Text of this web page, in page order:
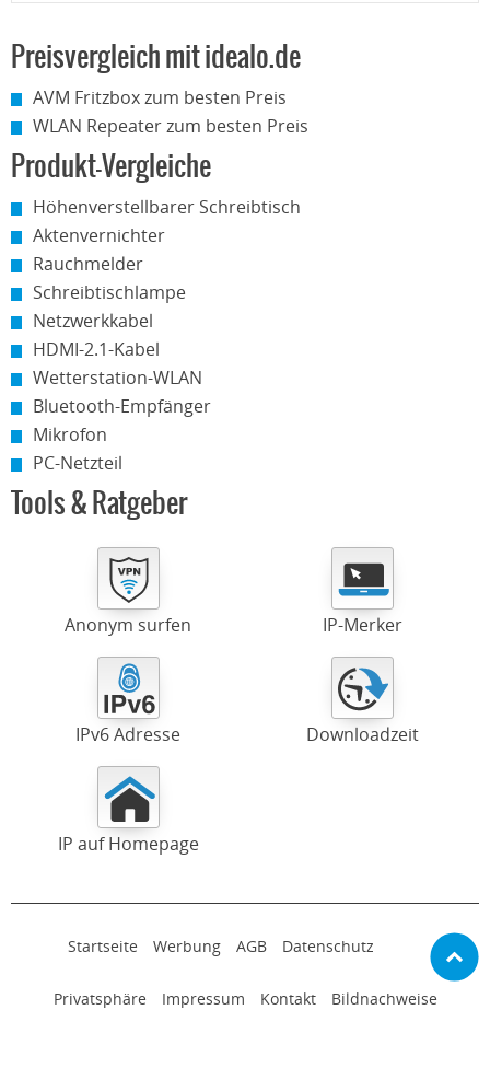
Preisvergleich mit idealo.de
AVM Fritzbox zum besten Preis
WLAN Repeater zum besten Preis
Produkt-Vergleiche
Höhenverstellbarer Schreibtisch
Aktenvernichter
Rauchmelder
Schreibtischlampe
Netzwerkkabel
HDMI-2.1-Kabel
Wetterstation-WLAN
Bluetooth-Empfänger
Mikrofon
PC-Netzteil
Tools & Ratgeber
Anonym surfen IP-Merker
IPv6 Adresse Downloadzeit
IP auf Homepage
Startseite Werbung AGB Datenschutz
Privatsphäre Impressum Kontakt Bildnachweise